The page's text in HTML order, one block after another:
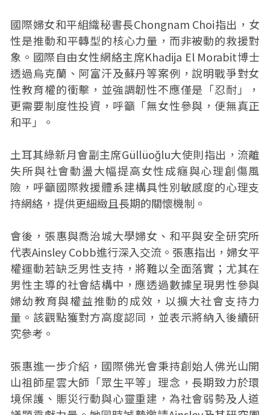
國際婦女和平組織秘書長Chongnam Choi指出，女
性是推動和平轉型的核心力量，而非被動的救援對
象。國際自由女性網絡主席Khadija El Morabit博士
透過烏克蘭、阿富汗及蘇丹等案例，說明戰爭對女
性教育權的衝擊，並強調韌性不應僅是「忍耐」，
更需要制度性投資，呼籲「無女性參與，便無真正
和平」。
土耳其綠新月會副主席Güllüoğlu大使則指出，流離
失所與社會動盪大幅提高女性成癮與心理創傷風
險，呼籲國際救援體系建構具性別敏感度的心理支
持網絡，提供更細緻且長期的關懷機制。
會後，張惠與喬治城大學婦女、和平與安全研究所
代表Ainsley Cobb進行深入交流。張惠指出，婦女平
權運動若缺乏男性支持，將難以全面落實；尤其在
男性主導的社會結構中，應透過數據呈現男性參與
婦幼教育與權益推動的成效，以擴大社會支持力
量。該觀點獲對方高度認同，並表示將納入後續研
究參考。
張惠進一步介紹，國際佛光會秉持創始人佛光山開
山祖師星雲大師「眾生平等」理念，長期致力於環
境保護、賑災行動與心靈重建，為社會弱勢及人道